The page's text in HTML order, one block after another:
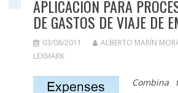
APLICACIÓN PARA
DE GASTOS DE VIAJE DE
03/08/2011
ALBERTO MARÍN
LEXMARK
Combina